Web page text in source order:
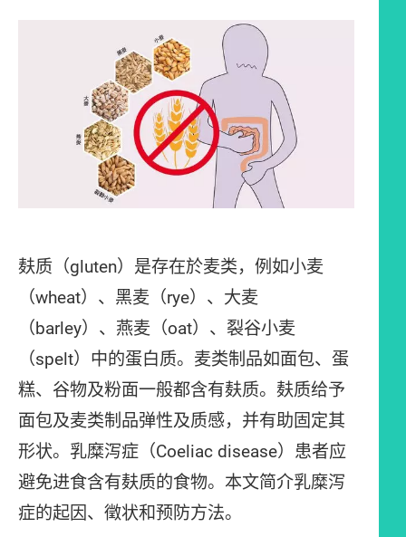
麸质（gluten）是存在於麦类，例如小麦
（wheat）、黑麦（rye）、大麦
（barley）、燕麦（oat）、裂谷小麦
（spelt）中的蛋白质。麦类制品如面包、蛋
糕、谷物及粉面一般都含有麸质。麸质给予
面包及麦类制品弹性及质感，并有助固定其
形状。乳糜泻症（Coeliac disease）患者应
避免进食含有麸质的食物。本文简介乳糜泻
症的起因、徵状和预防方法。